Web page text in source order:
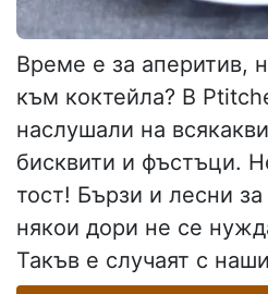
Време е за аперитив,
към коктейла? В
наслушали на
бисквити и фъстъци.
тост! Бързи и лесни за
някои дори не се
Такъв е случаят с